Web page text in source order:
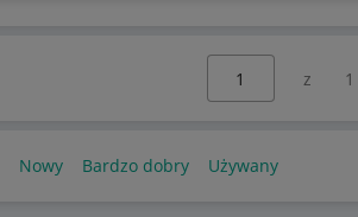
z 1
Nowy Bardzo dobry Używany